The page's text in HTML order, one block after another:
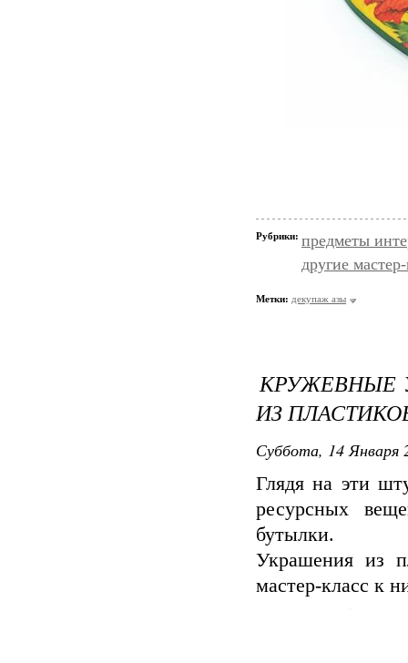
Рубрики: предметы
другие
Метки: декупаж азы
КРУЖЕВНЫЕ
ИЗ
Суббота, 14 Января
Глядя на эти
ресурсных
бутылки.
Украшения из
мастер-класс к